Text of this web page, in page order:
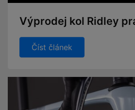
Výprodej kol Ridley
Číst článek